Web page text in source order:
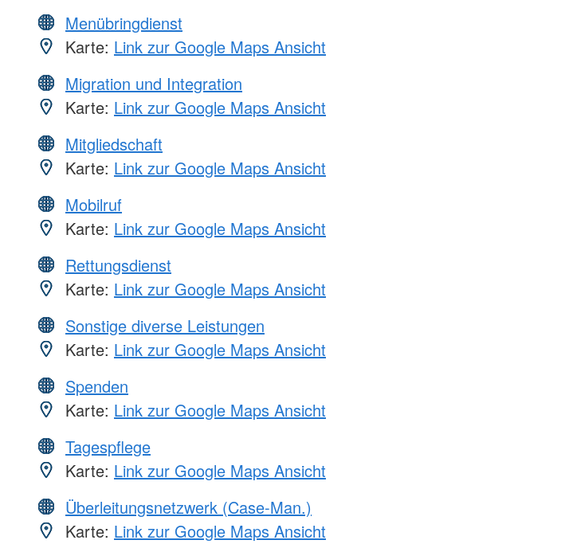
Menübringdienst
Karte: Link zur Google Maps Ansicht
Migration und Integration
Karte: Link zur Google Maps Ansicht
Mitgliedschaft
Karte: Link zur Google Maps Ansicht
Mobilruf
Karte: Link zur Google Maps Ansicht
Rettungsdienst
Karte: Link zur Google Maps Ansicht
Sonstige diverse Leistungen
Karte: Link zur Google Maps Ansicht
Spenden
Karte: Link zur Google Maps Ansicht
Tagespflege
Karte: Link zur Google Maps Ansicht
Überleitungsnetzwerk (Case-Man.)
Karte: Link zur Google Maps Ansicht